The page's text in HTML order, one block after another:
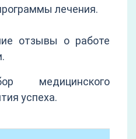
лечения.
отзывы о работе
медицинского
успеха.